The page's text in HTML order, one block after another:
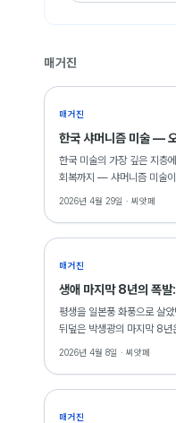
매거진
매거진
한국 샤머니즘 미술 —
한국 미술의 가장 깊은 지층
회복까지 — 샤머니즘 미술
2026년 4월 29일 · 씨앗페
매거진
생애 마지막 8년의 폭발
평생을 일본풍 화풍으로 살
뒤덮은 박생광의 마지막 8
2점이 출품되어 있다.
2026년 4월 8일 · 씨앗페
매거진